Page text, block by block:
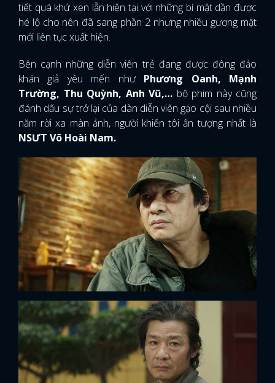
tiết quá khứ xen lẫn hiện tại với những bí mật dần được
hé lộ cho nên đã sang phần 2 nhưng nhiều gương mặt
mới liên tục xuất hiện.
Bên cạnh những diễn viên trẻ đang được đông đảo
khán giả yêu mến như Phương Oanh, Mạnh
Trường, Thu Quỳnh, Anh Vũ,… bộ phim này cũng
đánh dấu sự trở lại của dàn diễn viên gạo cội sau nhiều
năm rời xa màn ảnh, người khiến tôi ấn tượng nhất là
NSƯT Võ Hoài Nam.